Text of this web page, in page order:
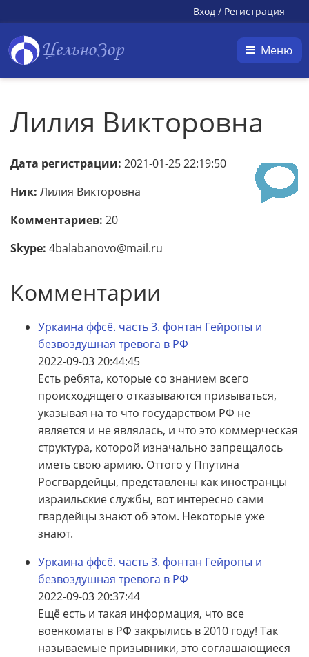
Вход / Регистрация
ЦельноЗор Меню
Лилия Викторовна
Дата регистрации: 2021-01-25 22:19:50
Ник: Лилия Викторовна
Комментариев: 20
Skype: 4balabanovo@mail.ru
Комментарии
Уркаина ффсё. часть 3. фонтан Гейропы и
безвоздушная тревога в РФ
2022-09-03 20:44:45
Есть ребята, которые со знанием всего
происходящего отказываются призываться,
указывая на то что государством РФ не
является и не являлась, и что это коммерческая
структура, которой изначально запрещалось
иметь свою армию. Оттого у Ппутина
Росгвардейцы, представлены как иностранцы
израильские службы, вот интересно сами
гвардейцы знают об этом. Некоторые уже
знают.
Уркаина ффсё. часть 3. фонтан Гейропы и
безвоздушная тревога в РФ
2022-09-03 20:37:44
Ещё есть и такая информация, что все
военкоматы в РФ закрылись в 2010 году! Так
называемые призывники, это соглашающиеся